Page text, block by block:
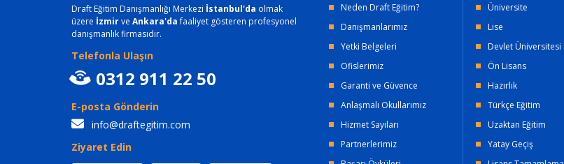
Draft Eğitim Danışmanlığı Merkezi İstanbul'da olmak
üzere İzmirve Ankara'dafaaliyet gösteren profesyonel
danışmanlık firmasıdır.
Telefonla Ulaşın
0312 911 22 50
E-posta Gönderin
info@draftegitim.com
Ziyaret Edin
Neden Draft Eğitim?
Danışmanlarımız
Yetki Belgeleri
Ofislerimiz
Garanti ve Güvence
Anlaşmalı Okullarımız
Hizmet Sayıları
Partnerlerimiz
Üniversite
Lise
Devlet Üniversitesi
Ön Lisans
Hazırlık
Türkçe Eğitim
Uzaktan Eğitim
Yatay Geçiş